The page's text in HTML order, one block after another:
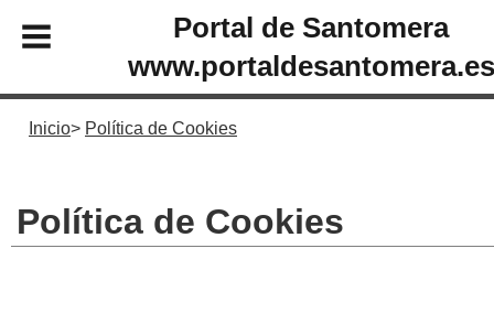
Portal de Santomera
www.portaldesantomera.es
Inicio Política de Cookies
Política de Cookies